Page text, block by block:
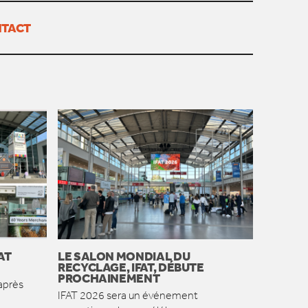
LE SALON MONDIAL DU
RECYCLAGE, IFAT, DÉBUTE
PROCHAINEMENT
IFAT 2026 sera un événement